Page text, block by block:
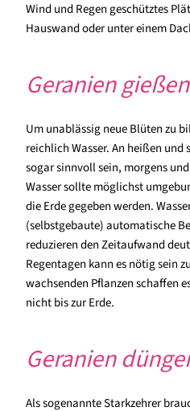
Wind und Regen geschütztes
Hauswand oder unter einem
Geranien gießen
Um unablässig neue Blüten zu
reichlich Wasser. An heißen und
sogar sinnvoll sein, morgens
Wasser sollte möglichst
die Erde gegeben werden.
(selbstgebaute) automatische
reduzieren den Zeitaufwand
Regentagen kann es nötig sein
wachsenden Pflanzen schaffen
nicht bis zur Erde.
Geranien
Als sogenannte Starkzehrer